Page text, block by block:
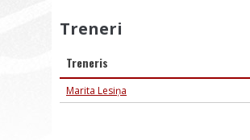
Treneri
Treneris
Marita Lesiņa